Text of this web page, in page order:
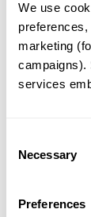
We use
marketing
campaigns).
services
Selection
Necessary
Preferences
환 한
뉴스 | 20.